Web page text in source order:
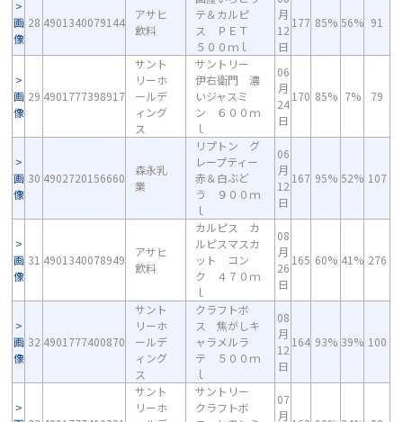
画
像
28 4901340079144
アサヒ
飲料
テ＆カルピ
ス ＰＥＴ
５００ｍｌ
月
12
日
177 85% 56% 91
画
像
29 4901777398917
サント
リーホ
ールデ
ィング
ス
サントリー
伊右衛門 濃
いジャスミ
ン ６００ｍ
ｌ
06
月
24
日
170 85% 7% 79
画
像
30 4902720156660
森永乳
業
リプトン グ
レープティー
赤＆白ぶど
う ９００ｍ
ｌ
06
月
12
日
167 95% 52% 107
画
像
31 4901340078949
アサヒ
飲料
カルピス カ
ルピスマスカ
ット コン
ク ４７０ｍ
ｌ
08
月
26
日
165 60% 41% 276
画
像
32 4901777400870
サント
リーホ
ールデ
ィング
ス
クラフトボ
ス 焦がしキ
ャラメルラ
テ ５００ｍ
ｌ
08
月
12
日
164 93% 39% 100
サント
リーホ
サントリー
クラフトボ
07
月